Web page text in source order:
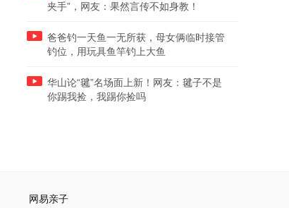
夹手”，网友：果然言传不如身教！
爸爸钓一天鱼一无所获，母女俩临时接管
钓位，用玩具鱼竿钓上大鱼
华山论“毽”名场面上新！网友：毽子不是
你踢我捡，我踢你捡吗
网易亲子